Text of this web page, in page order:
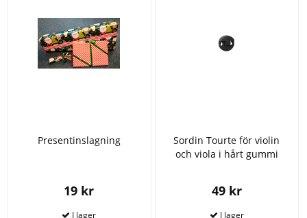
Presentinslagning
19 kr
Sordin Tourte för violin
och viola i hårt gummi
49 kr